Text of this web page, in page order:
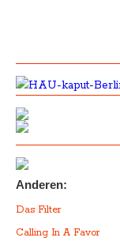
Anderen:
Das Filter
Calling In A Favor